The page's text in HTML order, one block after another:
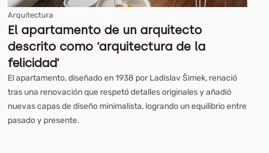
Arquitectura
El apartamento de un arquitecto
descrito como ‘arquitectura de la
felicidad’
El apartamento, diseñado en 1938 por Ladislav Šimek, renació
tras una renovación que respetó detalles originales y añadió
nuevas capas de diseño minimalista, logrando un equilibrio entre
pasado y presente.